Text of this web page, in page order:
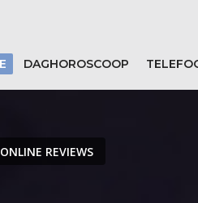
DAGHOROSCOOP
ONLINE REVIEWS